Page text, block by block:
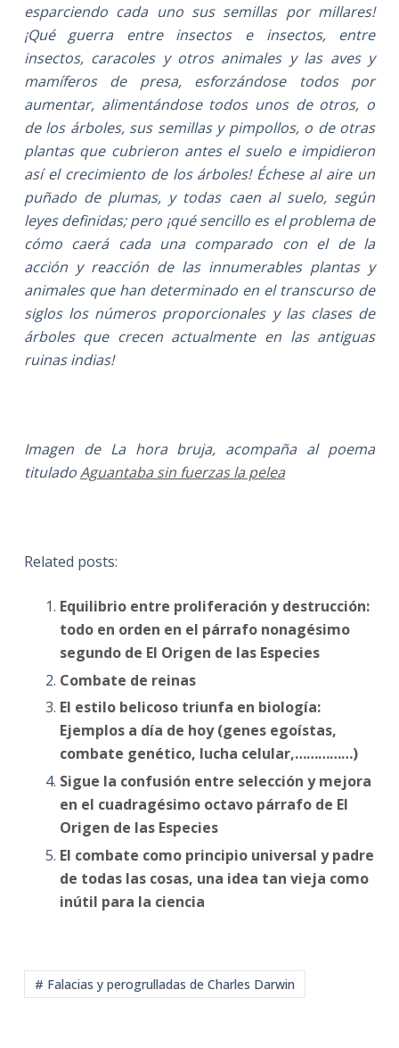
esparciendo cada uno sus semillas por millares!
¡Qué guerra entre insectos e insectos, entre
insectos, caracoles y otros animales y las aves y
mamíferos de presa, esforzándose todos por
aumentar, alimentándose todos unos de otros, o
de los árboles, sus semillas y pimpollos, o de otras
plantas que cubrieron antes el suelo e impidieron
así el crecimiento de los árboles! Échese al aire un
puñado de plumas, y todas caen al suelo, según
leyes definidas; pero ¡qué sencillo es el problema de
cómo caerá cada una comparado con el de la
acción y reacción de las innumerables plantas y
animales que han determinado en el transcurso de
siglos los números proporcionales y las clases de
árboles que crecen actualmente en las antiguas
ruinas indias!
Imagen de La hora bruja, acompaña al poema
tituladoAguantaba sin fuerzas la pelea
Related posts:
Equilibrio entre proliferación y destrucción:
todo en orden en el párrafo nonagésimo
segundo de El Origen de las Especies
Combate de reinas
El estilo belicoso triunfa en biología:
Ejemplos a día de hoy (genes egoístas,
combate genético, lucha celular,……………)
Sigue la confusión entre selección y mejora
en el cuadragésimo octavo párrafo de El
Origen de las Especies
El combate como principio universal y padre
de todas las cosas, una idea tan vieja como
inútil para la ciencia
# Falacias y perogrulladas de Charles Darwin